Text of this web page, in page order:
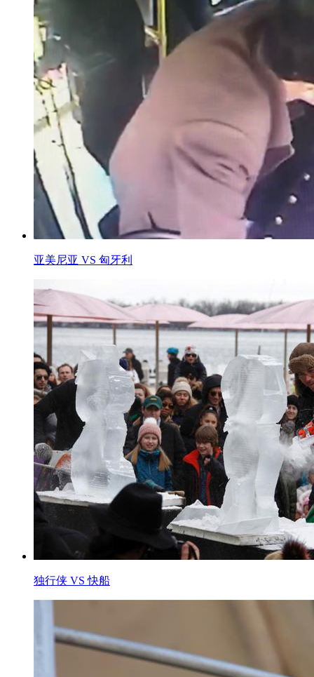
亚美尼亚 VS 匈牙利
独行侠 VS 快船